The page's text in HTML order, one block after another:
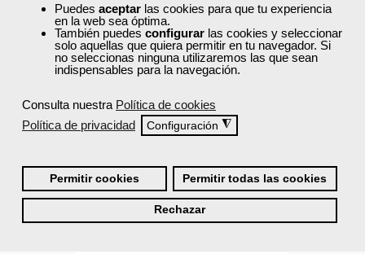
Puedes aceptar las cookies para que tu experiencia
en la web sea óptima.
También puedes configurar las cookies y seleccionar
solo aquellas que quiera permitir en tu navegador. Si
no seleccionas ninguna utilizaremos las que sean
indispensables para la navegación.
Consulta nuestra Política de cookies
Política de privacidad
Configuración ◮
Permitir cookies Permitir todas las cookies
Rechazar
Protocolo funerario